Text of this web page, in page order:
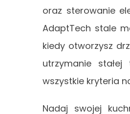
oraz sterowanie
AdaptTech stale
kiedy otworzysz
utrzymanie
wszystkie kryteria
Nadaj swojej